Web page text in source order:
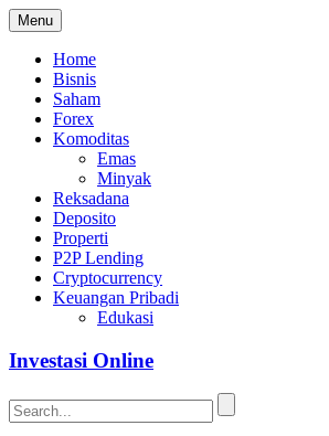
Menu
Home
Bisnis
Saham
Forex
Komoditas
Emas
Minyak
Reksadana
Deposito
Properti
P2P Lending
Cryptocurrency
Keuangan Pribadi
Edukasi
Investasi Online